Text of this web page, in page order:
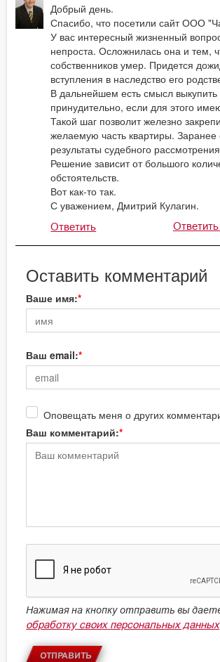
Добрый день.
Спасибо, что посетили сайт ООО
У вас интересный жизненный
непроста. Осложнилась она и тем,
собственников умер. Придется
вступления в наследство его
В дальнейшем есть смысл выкупить
принудительно, если для этого
Такой шаг позволит железно
желаемую часть квартиры. Заранее
результаты судебного
Решение зависит от большого
обстоятельств.
Вот как-то так.
С уважением, Дмитрий Кулагин.
Ответить
Оставить комментарий
Ваше имя:
Ваш email:
Оповещать меня о других
Ваш комментарий:
Нажимая на кнопку отправить вы
обработку своих персональных данных
ОТПРАВИТЬ